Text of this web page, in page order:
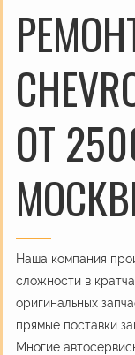
ОТ
Наша компания
сложности в
оригинальных
прямые поставки
Многие